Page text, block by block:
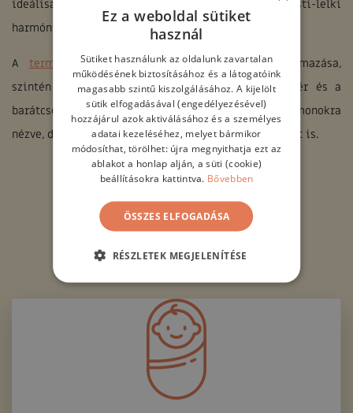
ideálisak a stressz megszüntetésére és a testi-lelki
harmónia helyreállítására.
A természetes gyógymódok, gyógynövények alkalmazása,
szintén jót tesz a szervezetünknek. A maca gyökér és a
barátcserje például garantáltan optimális a hormonokra
nézve, de okvetlen kérjük ki a házorvosunk véleményét is.
Ez a weboldal sütiket
használ
Sütiket használunk az oldalunk zavartalan
működésének biztosításához és a látogatóink
magasabb szintű kiszolgálásához. A kijelölt
sütik elfogadásával (engedélyezésével)
hozzájárul azok aktiválásához és a személyes
adatai kezeléséhez, melyet bármikor
módosíthat, törölhet: újra megnyithatja ezt az
ablakot a honlap alján, a süti (cookie)
beállításokra kattintva. Bővebben
ÖSSZES ELFOGADÁSA
RÉSZLETEK MEGJELENÍTÉSE